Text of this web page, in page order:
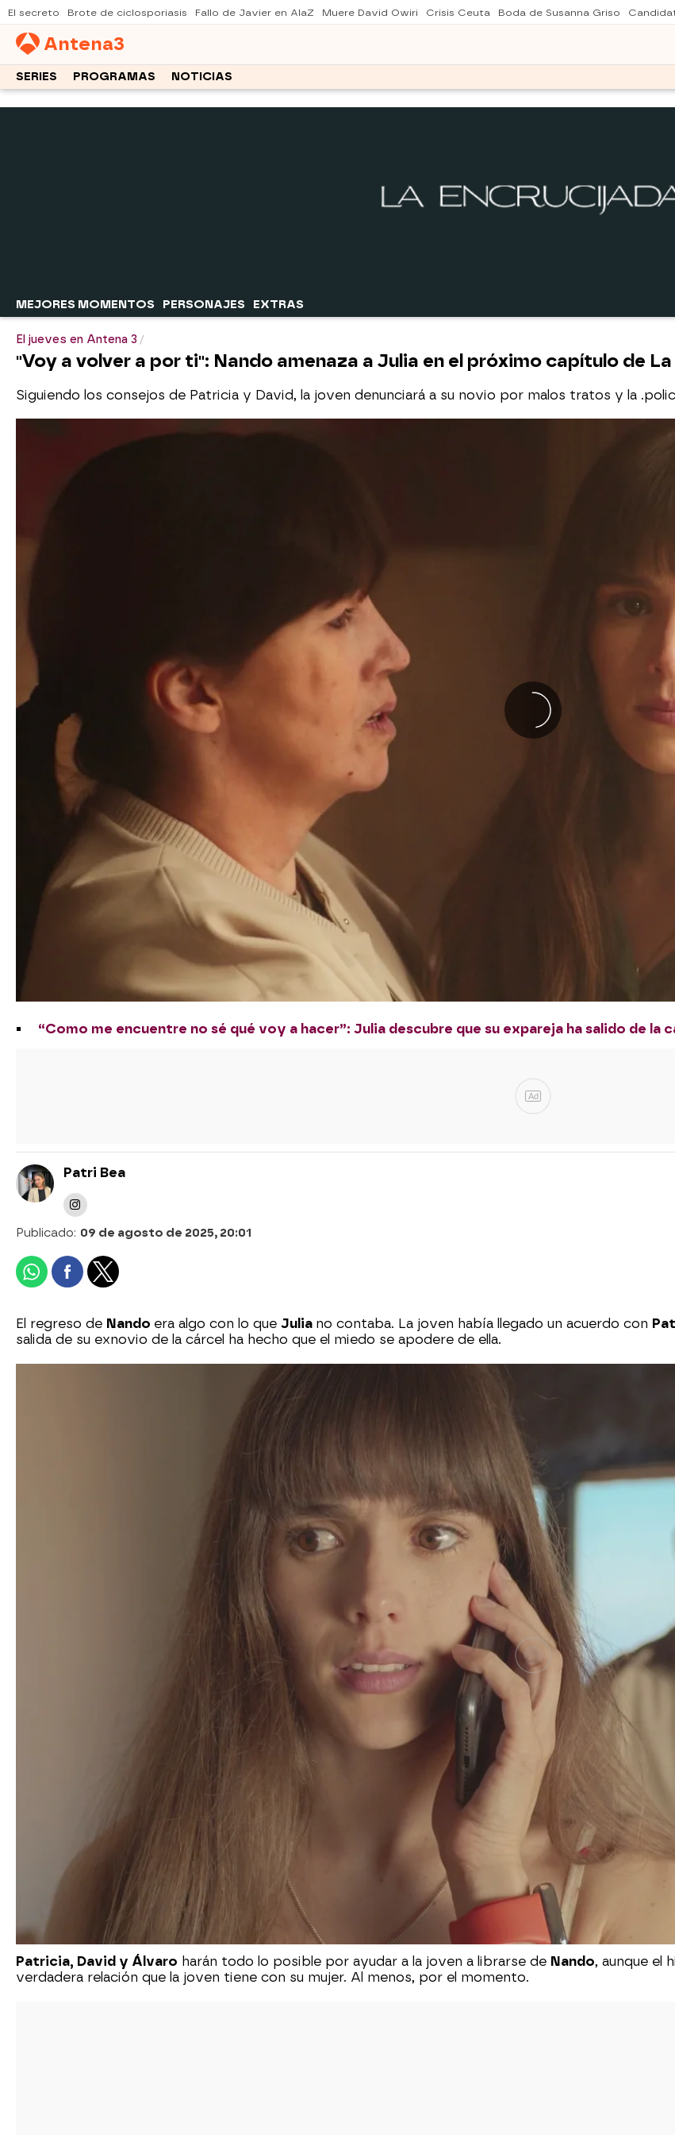
El secreto Brote de ciclosporiasis Fallo de Javier en AlaZ Muere David Owiri Crisis Ceuta Boda de Susanna Griso
Antena3
SERIES PROGRAMAS NOTICIAS
MEJORES MOMENTOS PERSONAJES EXTRAS
El jueves en Antena 3
"Voy a volver a por ti": Nando amenaza a Julia en el próximo capítulo de
Siguiendo los consejos de Patricia y David, la joven denunciará a su novio por malos tratos y la
“Como me encuentre no sé qué voy a hacer”: Julia descubre que su expareja ha salido de la
Ad
Patri Bea
Publicado: 09 de agosto de 2025, 20:01
El regreso de Nando era algo con lo que Julia no contaba. La joven había llegado un acuerdo con
salida de su exnovio de la cárcel ha hecho que el miedo se apodere de ella.
Patricia, David y Álvaro harán todo lo posible por ayudar a la joven a librarse de Nando, aunque el
verdadera relación que la joven tiene con su mujer. Al menos, por el momento.